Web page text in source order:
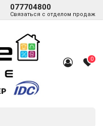
077704800
Связаться с отделом продаж
0